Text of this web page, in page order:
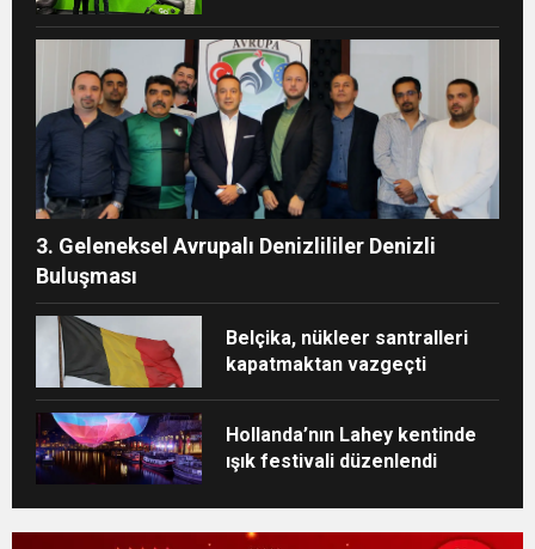
3. Geleneksel Avrupalı Denizlililer Denizli
Buluşması
Belçika, nükleer santralleri
kapatmaktan vazgeçti
Hollanda’nın Lahey kentinde
ışık festivali düzenlendi